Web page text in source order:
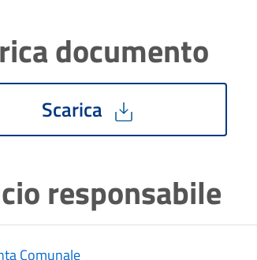
documento
Scarica
responsabile
Comunale